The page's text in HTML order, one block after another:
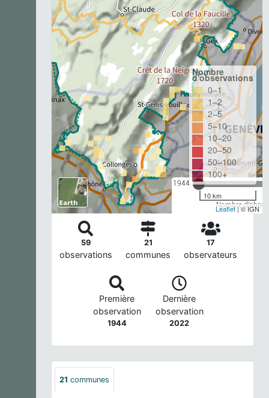
1944
Nombre
Nombre
d'observations
0–1
1–2
2–5
5–10
10–20
20–50
50–100
100+
10 km
Leaflet| © IGN
59
observations
21
communes
17
observateurs
Première
observation
1944
Dernière
observation
2022
21 communes